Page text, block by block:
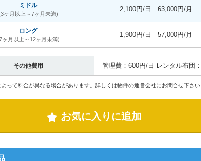
ミドル
ヶ月以上～7ヶ月未満)
2,100円/日 63,000円/月
ロング
ヶ月以上～12ヶ月未満)
1,900円/日 57,000円/月
その他費用 管理費：600円/日 レンタル布団
って料金が異なる場合があります。詳しくは物件の運営会社にお問合せ下さい
お気に入りに追加